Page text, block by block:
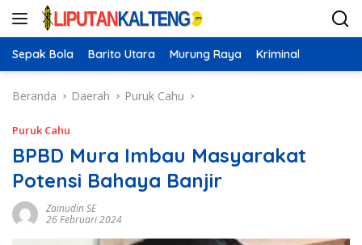
Langsung
Sepak Bola Barito Utara Murung Raya Kriminal
Beranda Daerah Puruk Cahu
Puruk Cahu
BPBD Mura Imbau Masyarakat
Potensi Bahaya Banjir
Zainudin SE
26 Februari 2024